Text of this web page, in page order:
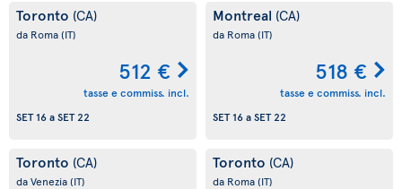
Toronto (CA)
da Roma(IT)
512 €
tasse e commiss. incl.
SET 16aSET 22
Montreal (CA)
da Roma(IT)
518 €
tasse e commiss. incl.
SET 16aSET 22
Toronto (CA)
da Venezia(IT)
Toronto (CA)
da Roma(IT)